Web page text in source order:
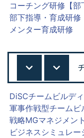
コーチング研修【部
部下指導・育成研修
メンター育成研修
DiSCチームビルデ
軍事作戦型チームビ
戦略MGマネジメン
ビジネスシミュレー